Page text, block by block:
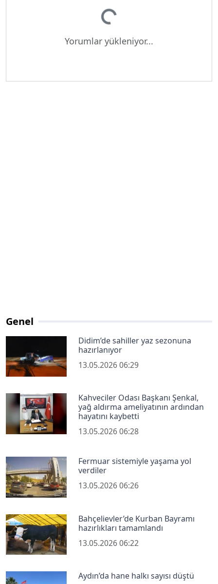
Yorumlar yükleniyor...
Genel
Didim’de sahiller yaz sezonuna
hazırlanıyor
13.05.2026 06:29
Kahveciler Odası Başkanı Şenkal,
yağ aldırma ameliyatının ardından
hayatını kaybetti
13.05.2026 06:28
Fermuar sistemiyle yaşama yol
verdiler
13.05.2026 06:26
Bahçelievler’de Kurban Bayramı
hazırlıkları tamamlandı
13.05.2026 06:22
Aydın’da hane halkı sayısı düştü